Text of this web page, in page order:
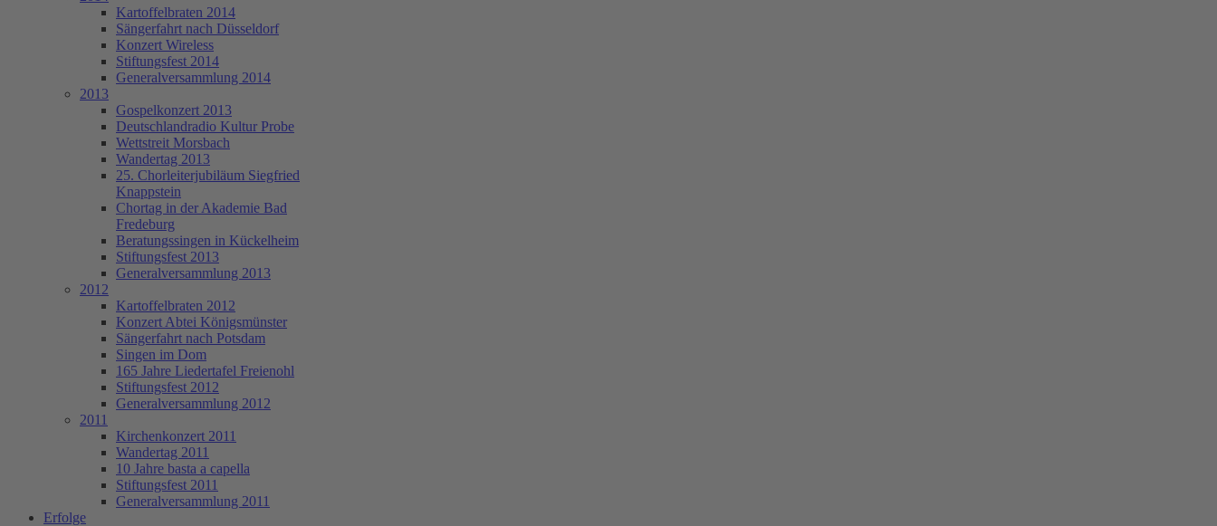
Kartoffelbraten 2014
Sängerfahrt nach Düsseldorf
Konzert Wireless
Stiftungsfest 2014
Generalversammlung 2014
2013
Gospelkonzert 2013
Deutschlandradio Kultur Probe
Wettstreit Morsbach
Wandertag 2013
25. Chorleiterjubiläum Siegfried
Knappstein
Chortag in der Akademie Bad
Fredeburg
Beratungssingen in Kückelheim
Stiftungsfest 2013
Generalversammlung 2013
2012
Kartoffelbraten 2012
Konzert Abtei Königsmünster
Sängerfahrt nach Potsdam
Singen im Dom
165 Jahre Liedertafel Freienohl
Stiftungsfest 2012
Generalversammlung 2012
2011
Kirchenkonzert 2011
Wandertag 2011
10 Jahre basta a capella
Stiftungsfest 2011
Generalversammlung 2011
Erfolge